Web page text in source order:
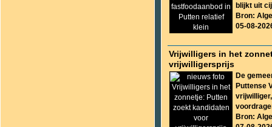
blijkt uit
Bron:
05-08-
Vrijwilligers in het
vrijwilligersprijs
De
Puttense
Bron: